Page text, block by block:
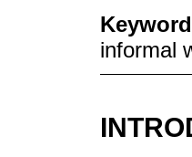
informal